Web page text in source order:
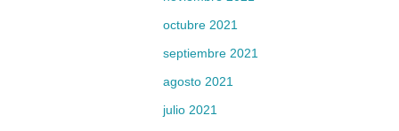
octubre 2021
septiembre 2021
agosto 2021
julio 2021